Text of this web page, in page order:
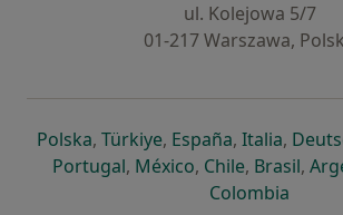
ul. Kolejowa 5/7
01-217 Warszawa,
Polskase otevře v nové záložce
, Türkiyese otevře v nové
, Españase otevře v
, Italiase
,
Portugalse otevře v nové záložce
, Méxicose otevře v nové
, Chilese otevře v
, Brasilse
,
Colombia